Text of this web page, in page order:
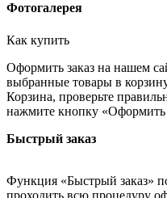
Фотогалерея
Как купить
Оформить заказ на нашем
выбранные товары в
Корзина, проверьте
нажмите кнопку «Оформить
Быстрый заказ
Функция «Быстрый заказ»
проходить всю процедуру